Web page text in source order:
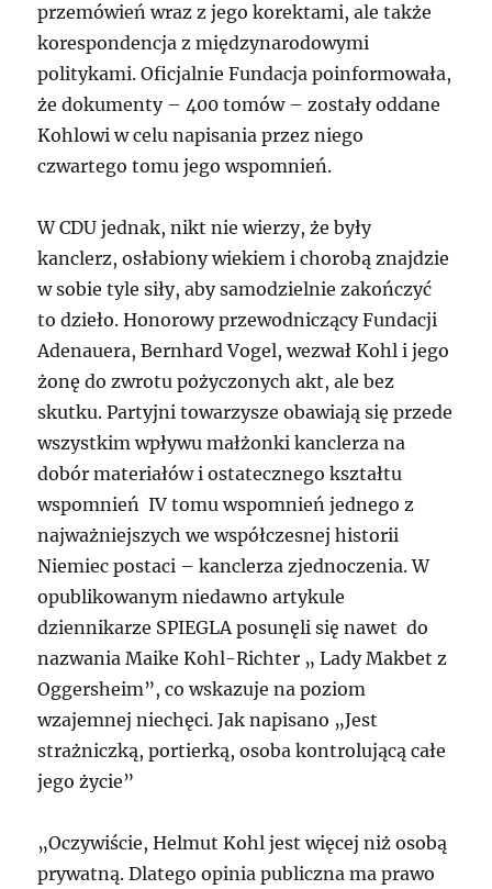
przemówień wraz z jego korektami, ale także
korespondencja z międzynarodowymi
politykami. Oficjalnie Fundacja poinformowała,
że dokumenty – 400 tomów – zostały oddane
Kohlowi w celu napisania przez niego
czwartego tomu jego wspomnień.
W CDU jednak, nikt nie wierzy, że były
kanclerz, osłabiony wiekiem i chorobą znajdzie
w sobie tyle siły, aby samodzielnie zakończyć
to dzieło. Honorowy przewodniczący Fundacji
Adenauera, Bernhard Vogel, wezwał Kohl i jego
żonę do zwrotu pożyczonych akt, ale bez
skutku. Partyjni towarzysze obawiają się przede
wszystkim wpływu małżonki kanclerza na
dobór materiałów i ostatecznego kształtu
wspomnień IV tomu wspomnień jednego z
najważniejszych we współczesnej historii
Niemiec postaci – kanclerza zjednoczenia. W
opublikowanym niedawno artykule
dziennikarze SPIEGLA posunęli się nawet do
nazwania Maike Kohl-Richter „ Lady Makbet z
Oggersheim”, co wskazuje na poziom
wzajemnej niechęci. Jak napisano „Jest
strażniczką, portierką, osoba kontrolującą całe
jego życie”
„Oczywiście, Helmut Kohl jest więcej niż osobą
prywatną. Dlatego opinia publiczna ma prawo